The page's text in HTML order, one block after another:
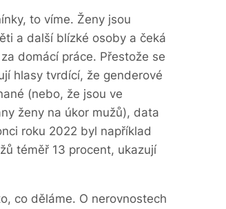
to víme. Ženy jsou
a další blízké osoby a čeká
domácí práce. Přestože se
hlasy tvrdící, že genderové
(nebo, že jsou ve
ženy na úkor mužů), data
roku 2022 byl například
téměř 13 procent, ukazují
co děláme. O nerovnostech